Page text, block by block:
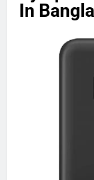
In